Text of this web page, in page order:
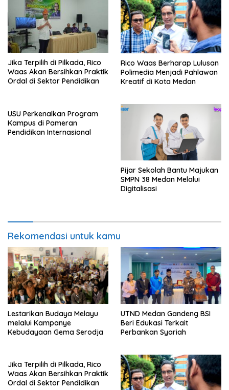
Jika Terpilih di Pilkada, Rico
Waas Akan Bersihkan Praktik
Ordal di Sektor Pendidikan
Rico Waas Berharap Lulusan
Polimedia Menjadi Pahlawan
Kreatif di Kota Medan
USU Perkenalkan Program
Kampus di Pameran
Pendidikan Internasional
Pijar Sekolah Bantu Majukan
SMPN 38 Medan Melalui
Digitalisasi
Rekomendasi untuk kamu
Lestarikan Budaya Melayu
melalui Kampanye
Kebudayaan Gema Serodja
UTND Medan Gandeng BSI
Beri Edukasi Terkait
Perbankan Syariah
Jika Terpilih di Pilkada, Rico
Waas Akan Bersihkan Praktik
Ordal di Sektor Pendidikan